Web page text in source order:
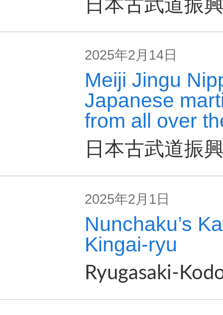
日本古武道振
2025年2月14日
Meiji Jingu
Japanese
from all over
日本古武道振
2025年2月1日
Nunchaku’s
Kingai-ryu
Ryugasaki-